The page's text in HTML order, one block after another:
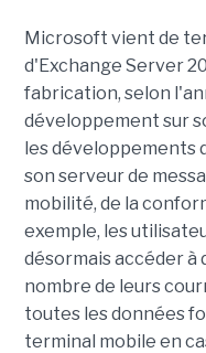
Microsoft vient de
d'Exchange Server
fabrication, selon
développement sur
les développements
son serveur de
mobilité, de la
exemple, les
désormais accéder à
nombre de leurs
toutes les données
terminal mobile en